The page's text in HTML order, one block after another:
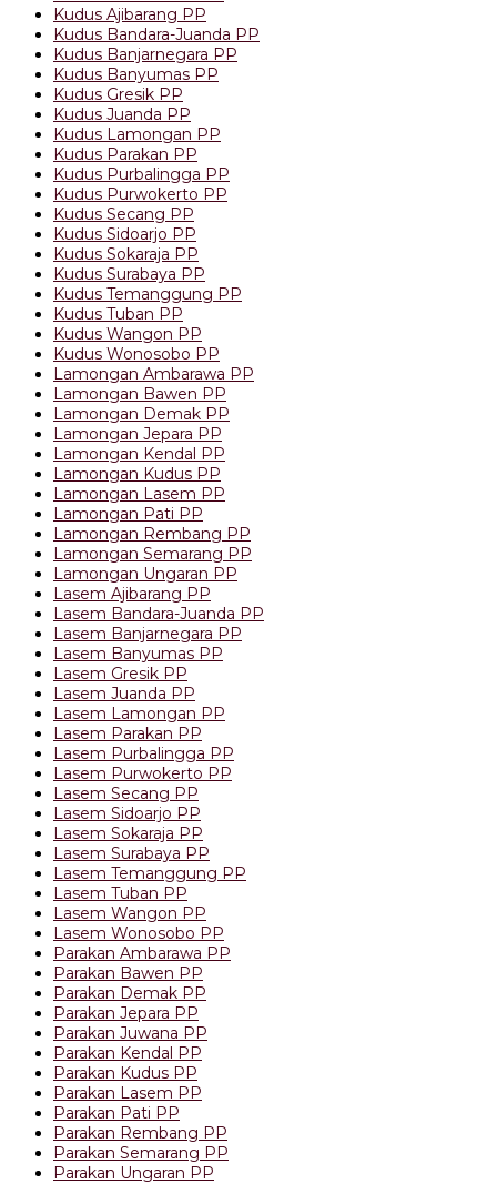
Kudus Ajibarang PP
Kudus Bandara-Juanda PP
Kudus Banjarnegara PP
Kudus Banyumas PP
Kudus Gresik PP
Kudus Juanda PP
Kudus Lamongan PP
Kudus Parakan PP
Kudus Purbalingga PP
Kudus Purwokerto PP
Kudus Secang PP
Kudus Sidoarjo PP
Kudus Sokaraja PP
Kudus Surabaya PP
Kudus Temanggung PP
Kudus Tuban PP
Kudus Wangon PP
Kudus Wonosobo PP
Lamongan Ambarawa PP
Lamongan Bawen PP
Lamongan Demak PP
Lamongan Jepara PP
Lamongan Kendal PP
Lamongan Kudus PP
Lamongan Lasem PP
Lamongan Pati PP
Lamongan Rembang PP
Lamongan Semarang PP
Lamongan Ungaran PP
Lasem Ajibarang PP
Lasem Bandara-Juanda PP
Lasem Banjarnegara PP
Lasem Banyumas PP
Lasem Gresik PP
Lasem Juanda PP
Lasem Lamongan PP
Lasem Parakan PP
Lasem Purbalingga PP
Lasem Purwokerto PP
Lasem Secang PP
Lasem Sidoarjo PP
Lasem Sokaraja PP
Lasem Surabaya PP
Lasem Temanggung PP
Lasem Tuban PP
Lasem Wangon PP
Lasem Wonosobo PP
Parakan Ambarawa PP
Parakan Bawen PP
Parakan Demak PP
Parakan Jepara PP
Parakan Juwana PP
Parakan Kendal PP
Parakan Kudus PP
Parakan Lasem PP
Parakan Pati PP
Parakan Rembang PP
Parakan Semarang PP
Parakan Ungaran PP